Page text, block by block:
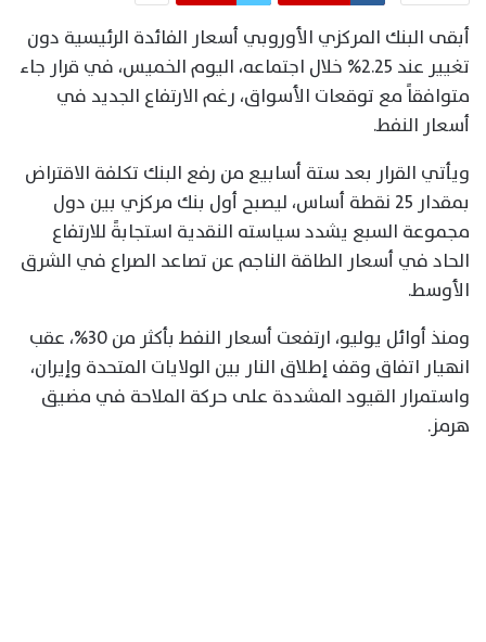
أبقى البنك المركزي الأوروبي أسعار الفائدة الرئيسية دون
تغيير عند 2.25% خلال اجتماعه، اليوم الخميس، في قرار جاء
متوافقاً مع توقعات الأسواق، رغم الارتفاع الجديد في
أسعار النفط.
ويأتي القرار بعد ستة أسابيع من رفع البنك تكلفة الاقتراض
بمقدار 25 نقطة أساس، ليصبح أول بنك مركزي بين دول
مجموعة السبع يشدد سياسته النقدية استجابةً للارتفاع
الحاد في أسعار الطاقة الناجم عن تصاعد الصراع في الشرق
الأوسط.
ومنذ أوائل يوليو، ارتفعت أسعار النفط بأكثر من 30%، عقب
انهيار اتفاق وقف إطلاق النار بين الولايات المتحدة وإيران،
واستمرار القيود المشددة على حركة الملاحة في مضيق
هرمز.